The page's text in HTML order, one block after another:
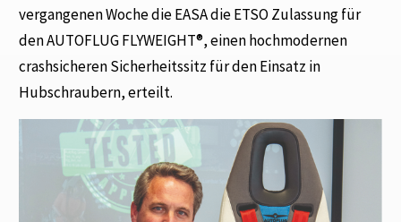
vergangenen Woche die EASA die ETSO Zulassung für
den AUTOFLUG FLYWEIGHT®, einen hochmodernen
crashsicheren Sicherheitssitz für den Einsatz in
Hubschraubern, erteilt.